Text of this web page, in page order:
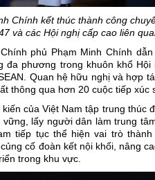
Chính kết thúc thành công
và các Hội nghị cấp cao liên
phủ Phạm Minh Chính
đa phương trong khuôn khổ
Quan hệ hữu nghị và hợp
thông qua hơn 20 cuộc tiếp xúc
của Việt Nam tập trung thúc
lấy người dân làm trung
tiếp tục thể hiện vai trò
cố đoàn kết nội khối, nâng
trong khu vực.